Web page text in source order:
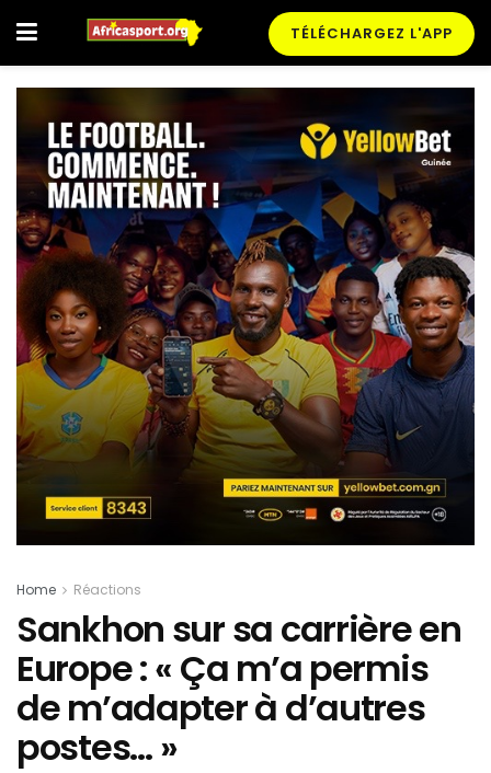
TÉLÉCHARGEZ L'APP
Home Réactions
Sankhon sur sa carrière en
Europe : « Ça m’a permis
de m’adapter à d’autres
postes… »